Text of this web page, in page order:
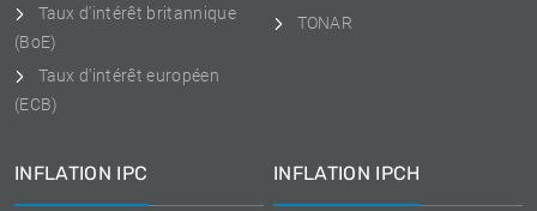
Taux d'intérêt britannique
(BoE)
Taux d'intérêt européen
(ECB)
TONAR
INFLATION IPC INFLATION IPCH